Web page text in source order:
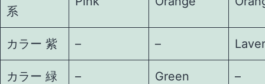
系
カラー 紫 – –
カラー 緑 – Green –